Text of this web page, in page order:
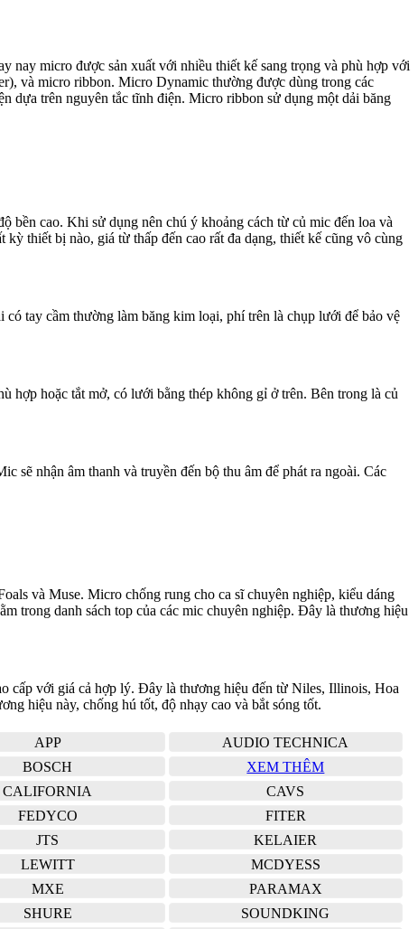
nay micro được sản xuất với nhiều thiết kế sang trọng và phù hợp với
và micro ribbon. Micro Dynamic thường được dùng trong các
dựa trên nguyên tắc tĩnh điện. Micro ribbon sử dụng một dải băng
bền cao. Khi sử dụng nên chú ý khoảng cách từ củ mic đến loa và
thiết bị nào, giá từ thấp đến cao rất đa dạng, thiết kế cũng vô cùng
tay cầm thường làm băng kim loại, phí trên là chụp lưới để bảo vệ
hợp hoặc tắt mở, có lưới bằng thép không gỉ ở trên. Bên trong là củ
nhận âm thanh và truyền đến bộ thu âm để phát ra ngoài. Các
và Muse. Micro chống rung cho ca sĩ chuyên nghiệp, kiểu dáng
trong danh sách top của các mic chuyên nghiệp. Đây là thương hiệu
cấp với giá cả hợp lý. Đây là thương hiệu đến từ Niles, Illinois, Hoa
hiệu này, chống hú tốt, độ nhạy cao và bắt sóng tốt.
APP
AUDIO TECHNICA
BOSCH
XEM THÊM
CALIFORNIA
CAVS
FEDYCO
FITER
JTS
KELAIER
LEWITT
MCDYESS
MXE
PARAMAX
SHURE
SOUNDKING